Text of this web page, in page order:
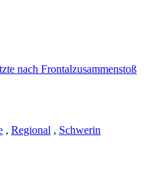
, Regional , Schwerin